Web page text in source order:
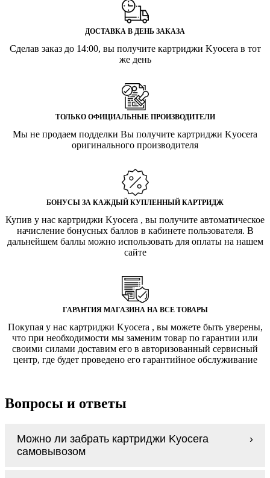
ДОСТАВКА В ДЕНЬ ЗАКАЗА
Сделав заказ до 14:00, вы получите картриджи Kyocera в тот
же день
ТОЛЬКО ОФИЦИАЛЬНЫЕ ПРОИЗВОДИТЕЛИ
Мы не продаем подделки Вы получите картриджи Kyocera
оригинального производителя
БОНУСЫ ЗА КАЖДЫЙ КУПЛЕННЫЙ КАРТРИДЖ
Купив у нас картриджи Kyocera , вы получите автоматическое
начисление бонусных баллов в кабинете пользователя. В
дальнейшем баллы можно использовать для оплаты на нашем
сайте
ГАРАНТИЯ МАГАЗИНА НА ВСЕ ТОВАРЫ
Покупая у нас картриджи Kyocera , вы можете быть уверены,
что при необходимости мы заменим товар по гарантии или
своими силами доставим его в авторизованный сервисный
центр, где будет проведено его гарантийное обслуживание
Вопросы и ответы
Можно ли забрать картриджи Kyocera
самовывозом